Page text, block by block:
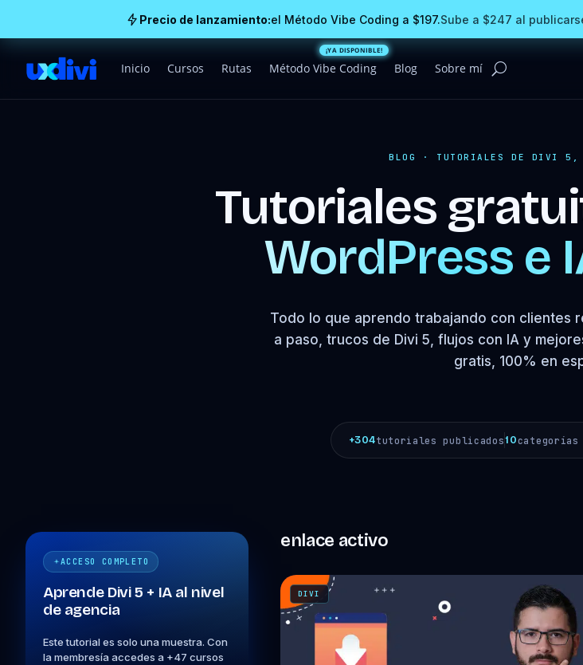
Precio de lanzamiento:el Método Vibe Coding a $197.Sube a $247 al
Inicio Cursos Rutas Método Vibe Coding Blog Sobre mí
BLOG · TUTORIALES DE DIVI 5,
Tutoriales
WordPress e
Todo lo que aprendo trabajando con clientes
a paso, trucos de Divi 5, flujos con IA y
gratis, 100% en
+304tutoriales publicados10
ACCESO COMPLETO
Aprende Divi 5 + IA al nivel
de agencia
Este tutorial es solo una muestra. Con
la membresía accedes a +47 cursos
enlace activo
DIVI